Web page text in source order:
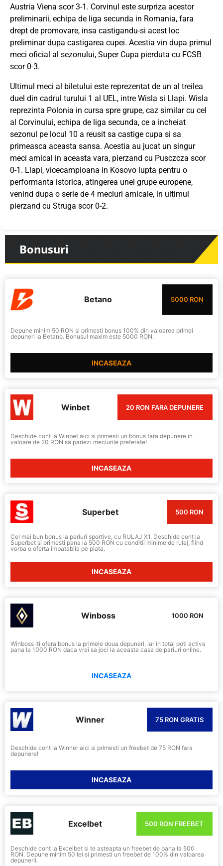
Austria Viena scor 3-1. Corvinul este surpriza acestor
preliminarii, echipa de liga secunda in Romania, fara
drept de promovare, insa castigandu-si acest loc
preliminar dupa castigarea cupei. Acestia vin dupa primul
meci oficial al sezonului, Super Cupa pierduta cu FCSB
scor 0-3.
Ultimul meci al biletului este reprezentat de un al treilea
duel din cadrul turului 1 al UEL, intre Wisla si Llapi. Wisla
reprezinta Polonia in cursa spre grupe, caz similar cu cel
al Corvinului, echipa de liga secunda, ce a incheiat
sezonul pe locul 10 a reusit sa castige cupa si sa
primeasca aceasta sansa. Acestia au jucat un singur
meci amical in aceasta vara, pierzand cu Pusczcza scor
0-1. Llapi, vicecampioana in Kosovo lupta pentru o
performanta istorica, atingerea unei grupe europene,
venind dupa o serie de 4 meciuri amicale, in ultimul
pierzand cu Struga scor 0-2.
Bonusuri
Betano 5000 RON
Depune minim 50 RON si primesti bonus 100% din valoarea primei
depuneri la Betano. Bonusul maxim este 5000 RON.
INCASEAZA
Winbet 20 RON FARA DEPUNERE
Deschide cont la Winbet aici si primesti un bonus fara depunere in
valoare de 20 RON sa pariezi meciurile preferate!
INCASEAZA
Superbet 500 RON
Cel mai bun bonus la pariuri sportive, cu RULAJ X1. Deschide cont la
Superbet si primesti pana la 500 RON cu conditii minime de rulaj, fiind
vorba o oferta imbatabila pe piata.
INCASEAZA
Winboss 1000 RON
Winboss iti ofera bonus la primele doua depuneri, iar in total poti activa
pana la 1000 RON daca vrei sa joci la aceasta casa de pariuri online.
INCASEAZA
Winner 75 RON GRATIS
Deschide cont la Winner aici si primesti un freebet de 75 RON fara
depunere!
INCASEAZA
Excelbet 500 RON FREEBET
Deschide cont la Excelbet si te asteapta un freebet de pana la 500
RON. Depune minim 50 lei si primesti un freebet de 100% din valoarea
depunerii.